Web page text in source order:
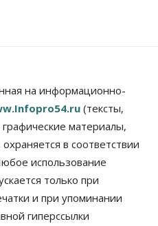
разрешение на
от 270 баллов,
настойчиво
высокобалльников
на информационно-
(тексты,
материалы,
в соответствии
использование
только при
и при упоминании
гиперссылки